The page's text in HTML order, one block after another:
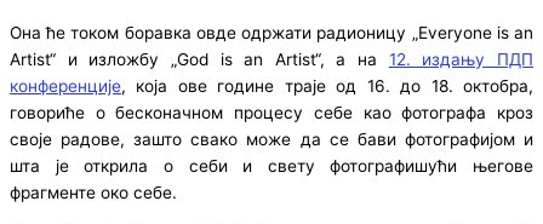
Она ће током боравка овде одржати радионицу „Everyone is an
Artist“ и изложбу „God is an Artist“, а на 12. издању ПДП
конференције, којa ове године траје од 16. до 18. октобра,
говориће о бесконачном процесу себе као фотографа кроз
своје радове, зашто свако може да се бави фотографијом и
шта је открила о себи и свету фотографишући његове
фрагменте око себе.